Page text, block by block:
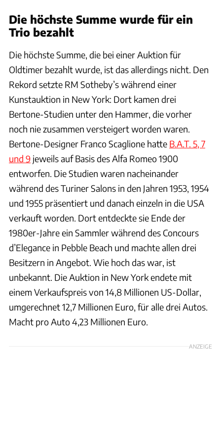
Die höchste Summe wurde für ein
Trio bezahlt
Die höchste Summe, die bei einer Auktion für
Oldtimer bezahlt wurde, ist das allerdings nicht. Den
Rekord setzte RM Sotheby’s während einer
Kunstauktion in New York: Dort kamen drei
Bertone-Studien unter den Hammer, die vorher
noch nie zusammen versteigert worden waren.
Bertone-Designer Franco Scaglione hatte B.A.T. 5, 7
und 9 jeweils auf Basis des Alfa Romeo 1900
entworfen. Die Studien waren nacheinander
während des Turiner Salons in den Jahren 1953, 1954
und 1955 präsentiert und danach einzeln in die USA
verkauft worden. Dort entdeckte sie Ende der
1980er-Jahre ein Sammler während des Concours
d’Elegance in Pebble Beach und machte allen drei
Besitzern in Angebot. Wie hoch das war, ist
unbekannt. Die Auktion in New York endete mit
einem Verkaufspreis von 14,8 Millionen US-Dollar,
umgerechnet 12,7 Millionen Euro, für alle drei Autos.
Macht pro Auto 4,23 Millionen Euro.
ANZEIGE